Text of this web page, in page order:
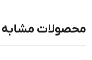
محصولات مشابه